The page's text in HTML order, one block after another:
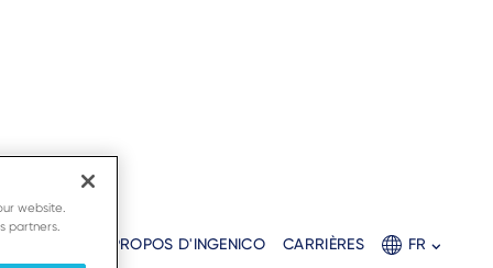
À PROPOS D'INGENICO CARRIÈRES FR
website.
partners.